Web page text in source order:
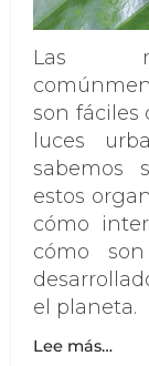
Las
son fáciles
luces
sabemos
estos
cómo
cómo
el planeta.
Lee más…